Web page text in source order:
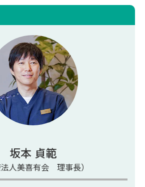
の検査
軟骨軟化症の治療
中程度】保存療法
手術療法
再生医療
に関してよくある質問
坂本 貞範
法人美喜有会 理事長）